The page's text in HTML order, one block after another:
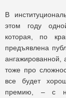
В
этом году
которая, по
предъявлена
ангажированной,
тоже про
все будет
премию, – с